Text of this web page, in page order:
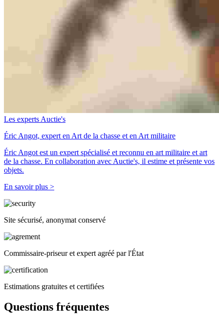
Les experts Auctie's
Éric Angot, expert en Art de la chasse et en Art militaire
Éric Angot est un expert spécialisé et reconnu en art militaire et art
de la chasse. En collaboration avec Auctie's, il estime et présente vos
objets.
En savoir plus >
Site sécurisé, anonymat conservé
Commissaire-priseur et expert agréé par l'État
Estimations gratuites et certifiées
Questions fréquentes